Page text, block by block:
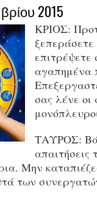
2015
ΚΡΙΟΣ:
επιτρέψετε
αγαπημένα
σας λένε οι
ΤΑΥΡΟΣ:
απαιτήσεις
Μην
των